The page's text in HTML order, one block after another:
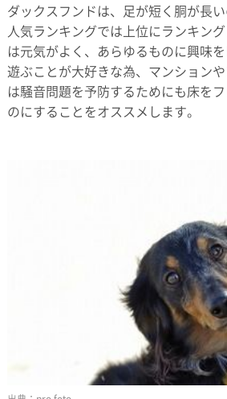
ダックスフンドは、足が短く胴が長
人気ランキングでは上位にランキン
は元気がよく、あらゆるものに興味を
遊ぶことが大好きな為、マンション
は騒音問題を予防するためにも床を
のにすることをオススメします。